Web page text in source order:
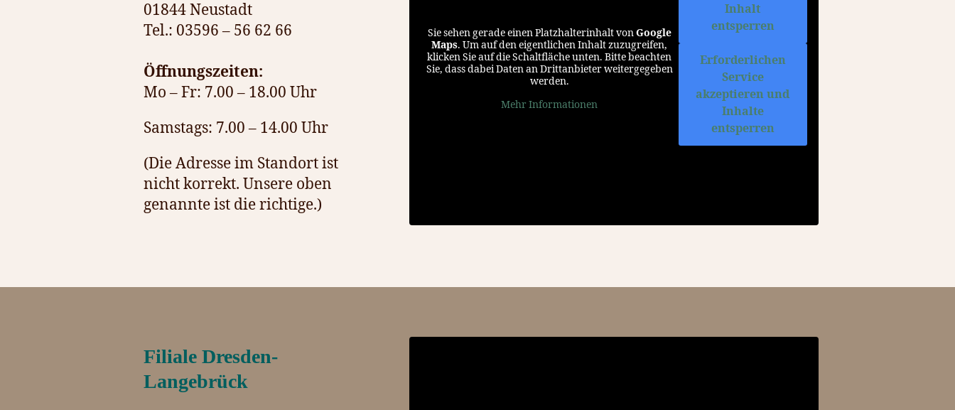
01844 Neustadt
Tel.: 03596 – 56 62 66
Öffnungszeiten:
Mo – Fr: 7.00 – 18.00 Uhr
Samstags: 7.00 – 14.00 Uhr
(Die Adresse im Standort ist
nicht korrekt. Unsere oben
genannte ist die richtige.)
Sie sehen gerade einen Platzhalterinhalt vonGoogle
Maps. Um auf den eigentlichen Inhalt zuzugreifen,
klicken Sie auf die Schaltfläche unten. Bitte beachten
Sie, dass dabei Daten an Drittanbieter weitergegeben
werden.
Mehr Informationen
Inhalt
entsperren
Erforderlichen
Service
akzeptieren und
Inhalte
entsperren
Filiale Dresden-
Langebrück